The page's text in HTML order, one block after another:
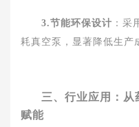
3.节能环保设计 ：采
耗真空泵，显著降低生产
三、行业应用：从
赋能